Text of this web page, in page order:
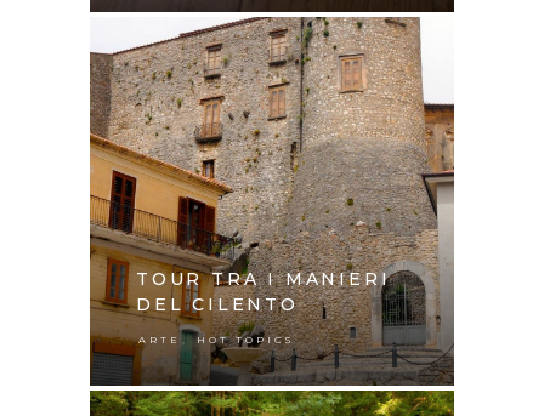
TOUR TRA I MANIERI
DEL CILENTO
ARTE , HOT TOPICS